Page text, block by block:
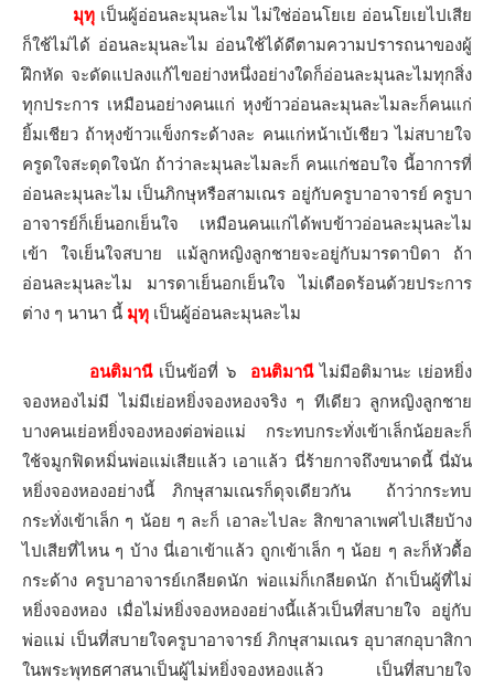
มุทุ เป็นผู้อ่อนละมุนละไม ไม่ใช่อ่อนโยเย อ่อนโยเยไปเสีย
ก็ใช้ไม่ได้ อ่อนละมุนละไม อ่อนใช้ได้ดีตามความปรารถนาของผู้
ฝึกหัด จะดัดแปลงแก้ไขอย่างหนึ่งอย่างใดก็อ่อนละมุนละไมทุกสิ่ง
ทุกประการ เหมือนอย่างคนแก่ หุงข้าวอ่อนละมุนละไมละก็คนแก่
ยิ้มเชียว ถ้าหุงข้าวแข็งกระด้างละ คนแก่หน้าเบ้เชียว ไม่สบายใจ
ครูดใจสะดุดใจนัก ถ้าว่าละมุนละไมละก็ คนแก่ชอบใจ นี้อาการที่
อ่อนละมุนละไม เป็นภิกษุหรือสามเณร อยู่กับครูบาอาจารย์ ครูบา
อาจารย์ก็เย็นอกเย็นใจ เหมือนคนแก่ได้พบข้าวอ่อนละมุนละไม
เข้า ใจเย็นใจสบาย แม้ลูกหญิงลูกชายจะอยู่กับมารดาบิดา ถ้า
อ่อนละมุนละไม มารดาเย็นอกเย็นใจ ไม่เดือดร้อนด้วยประการ
ต่าง ๆ นานา นี้ มุทุ เป็นผู้อ่อนละมุนละไม
อนติมานีเป็นข้อที่ ๖ อนติมานีไม่มีอติมานะ เย่อหยิ่ง
จองหองไม่มี ไม่มีเย่อหยิ่งจองหองจริง ๆ ทีเดียว ลูกหญิงลูกชาย
บางคนเย่อหยิ่งจองหองต่อพ่อแม่ กระทบกระทั่งเข้าเล็กน้อยละก็
ใช้จมูกฟิดหมิ่นพ่อแม่เสียแล้ว เอาแล้ว นี่ร้ายกาจถึงขนาดนี้ นี่มัน
หยิ่งจองหองอย่างนี้ ภิกษุสามเณรก็ดุจเดียวกัน ถ้าว่ากระทบ
กระทั่งเข้าเล็ก ๆ น้อย ๆ ละก็ เอาละไปละ สิกขาลาเพศไปเสียบ้าง
ไปเสียที่ไหน ๆ บ้าง นี่เอาเข้าแล้ว ถูกเข้าเล็ก ๆ น้อย ๆ ละก็หัวดื้อ
กระด้าง ครูบาอาจารย์เกลียดนัก พ่อแม่ก็เกลียดนัก ถ้าเป็นผู้ที่ไม่
หยิ่งจองหอง เมื่อไม่หยิ่งจองหองอย่างนี้แล้วเป็นที่สบายใจ อยู่กับ
พ่อแม่ เป็นที่สบายใจครูบาอาจารย์ ภิกษุสามเณร อุบาสกอุบาสิกา
ในพระพุทธศาสนาเป็นผู้ไม่หยิ่งจองหองแล้ว เป็นที่สบายใจ